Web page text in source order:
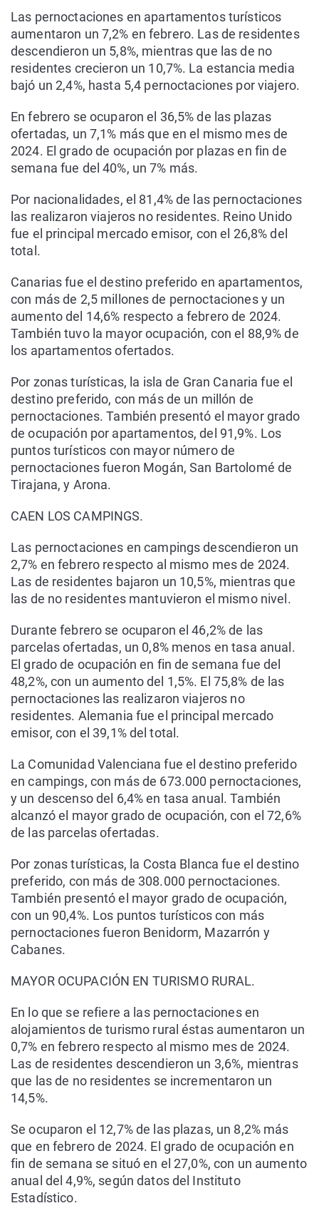
Las pernoctaciones en apartamentos turísticos
aumentaron un 7,2% en febrero. Las de residentes
descendieron un 5,8%, mientras que las de no
residentes crecieron un 10,7%. La estancia media
bajó un 2,4%, hasta 5,4 pernoctaciones por viajero.
En febrero se ocuparon el 36,5% de las plazas
ofertadas, un 7,1% más que en el mismo mes de
2024. El grado de ocupación por plazas en fin de
semana fue del 40%, un 7% más.
Por nacionalidades, el 81,4% de las pernoctaciones
las realizaron viajeros no residentes. Reino Unido
fue el principal mercado emisor, con el 26,8% del
total.
Canarias fue el destino preferido en apartamentos,
con más de 2,5 millones de pernoctaciones y un
aumento del 14,6% respecto a febrero de 2024.
También tuvo la mayor ocupación, con el 88,9% de
los apartamentos ofertados.
Por zonas turísticas, la isla de Gran Canaria fue el
destino preferido, con más de un millón de
pernoctaciones. También presentó el mayor grado
de ocupación por apartamentos, del 91,9%. Los
puntos turísticos con mayor número de
pernoctaciones fueron Mogán, San Bartolomé de
Tirajana, y Arona.
CAEN LOS CAMPINGS.
Las pernoctaciones en campings descendieron un
2,7% en febrero respecto al mismo mes de 2024.
Las de residentes bajaron un 10,5%, mientras que
las de no residentes mantuvieron el mismo nivel.
Durante febrero se ocuparon el 46,2% de las
parcelas ofertadas, un 0,8% menos en tasa anual.
El grado de ocupación en fin de semana fue del
48,2%, con un aumento del 1,5%. El 75,8% de las
pernoctaciones las realizaron viajeros no
residentes. Alemania fue el principal mercado
emisor, con el 39,1% del total.
La Comunidad Valenciana fue el destino preferido
en campings, con más de 673.000 pernoctaciones,
y un descenso del 6,4% en tasa anual. También
alcanzó el mayor grado de ocupación, con el 72,6%
de las parcelas ofertadas.
Por zonas turísticas, la Costa Blanca fue el destino
preferido, con más de 308.000 pernoctaciones.
También presentó el mayor grado de ocupación,
con un 90,4%. Los puntos turísticos con más
pernoctaciones fueron Benidorm, Mazarrón y
Cabanes.
MAYOR OCUPACIÓN EN TURISMO RURAL.
En lo que se refiere a las pernoctaciones en
alojamientos de turismo rural éstas aumentaron un
0,7% en febrero respecto al mismo mes de 2024.
Las de residentes descendieron un 3,6%, mientras
que las de no residentes se incrementaron un
14,5%.
Se ocuparon el 12,7% de las plazas, un 8,2% más
que en febrero de 2024. El grado de ocupación en
fin de semana se situó en el 27,0%, con un aumento
anual del 4,9%, según datos del Instituto
Estadístico.